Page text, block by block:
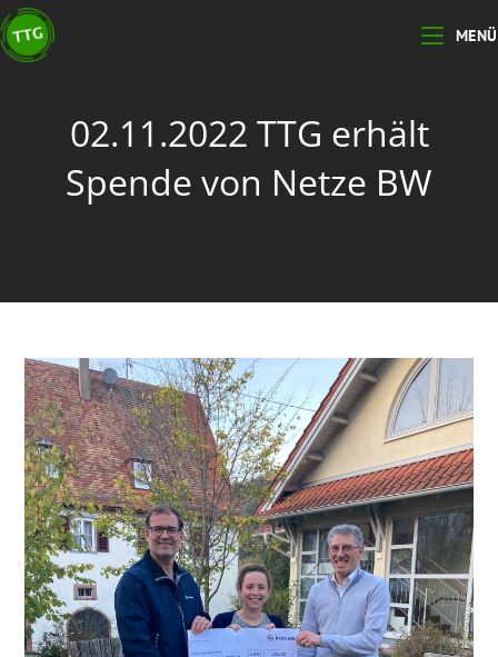
MENÜ
02.11.2022 TTG erhält
Spende von Netze BW